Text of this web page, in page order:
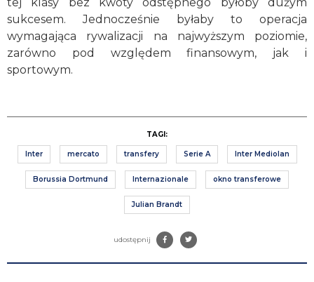
sukcesem. Jednocześnie byłaby to operacja
wymagająca rywalizacji na najwyższym poziomie,
zarówno pod względem finansowym, jak i
sportowym.
TAGI:
Inter mercato transfery Serie A Inter Mediolan
Borussia Dortmund Internazionale okno transferowe
Julian Brandt
udostępnij